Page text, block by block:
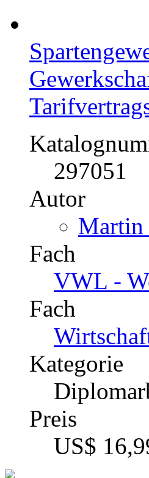
297051
Autor
Martin
Fach
VWL -
Fach
Kategorie
Preis
US$